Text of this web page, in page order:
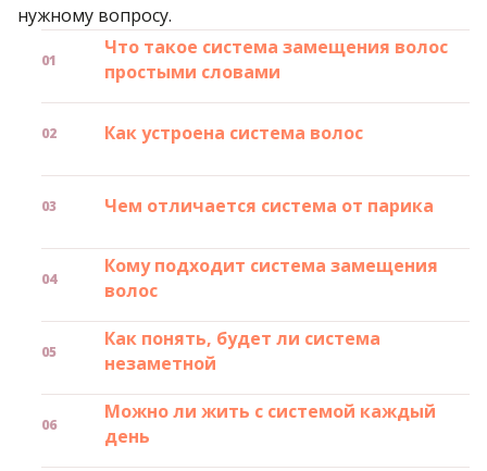
нужному вопросу.
Что такое система замещения волос
простыми словами
Как устроена система волос
Чем отличается система от парика
Кому подходит система замещения
волос
Как понять, будет ли система
незаметной
Можно ли жить с системой каждый
день